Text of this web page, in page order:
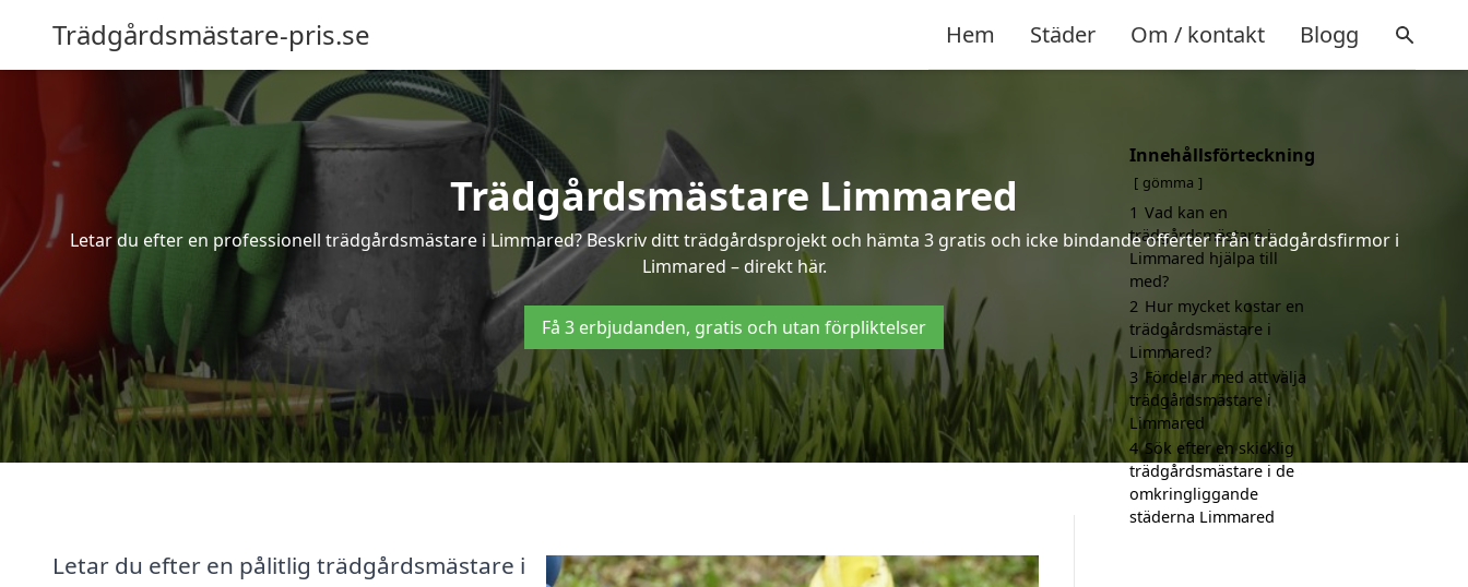
Trädgårdsmästare-pris.se Hem Städer Om / kontakt Blogg
Trädgårdsmästare Limmared
Letar du efter en professionell trädgårdsmästare i Limmared? Beskriv ditt trädgårdsprojekt och hämta 3 gratis och icke bindande offerter från trädgårdsfirmor i
Limmared – direkt här.
Få 3 erbjudanden, gratis och utan förpliktelser
Letar du efter en pålitlig trädgårdsmästare i
Innehållsförteckning
gömma
1 Vad kan en
trädgårdsmästare i
Limmared hjälpa till
med?
2 Hur mycket kostar en
trädgårdsmästare i
Limmared?
3 Fördelar med att välja
trädgårdsmästare i
Limmared
4 Sök efter en skicklig
trädgårdsmästare i de
omkringliggande
städerna Limmared